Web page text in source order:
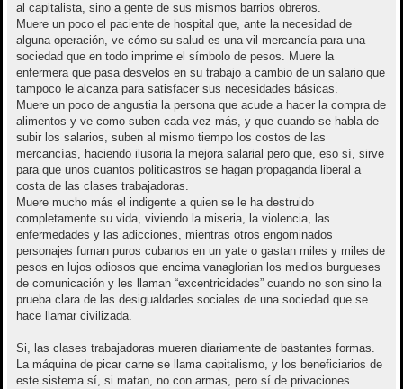
al capitalista, sino a gente de sus mismos barrios obreros.
Muere un poco el paciente de hospital que, ante la necesidad de
alguna operación, ve cómo su salud es una vil mercancía para una
sociedad que en todo imprime el símbolo de pesos. Muere la
enfermera que pasa desvelos en su trabajo a cambio de un salario que
tampoco le alcanza para satisfacer sus necesidades básicas.
Muere un poco de angustia la persona que acude a hacer la compra de
alimentos y ve como suben cada vez más, y que cuando se habla de
subir los salarios, suben al mismo tiempo los costos de las
mercancías, haciendo ilusoria la mejora salarial pero que, eso sí, sirve
para que unos cuantos politicastros se hagan propaganda liberal a
costa de las clases trabajadoras.
Muere mucho más el indigente a quien se le ha destruido
completamente su vida, viviendo la miseria, la violencia, las
enfermedades y las adicciones, mientras otros engominados
personajes fuman puros cubanos en un yate o gastan miles y miles de
pesos en lujos odiosos que encima vanaglorian los medios burgueses
de comunicación y les llaman “excentricidades” cuando no son sino la
prueba clara de las desigualdades sociales de una sociedad que se
hace llamar civilizada.
Si, las clases trabajadoras mueren diariamente de bastantes formas.
La máquina de picar carne se llama capitalismo, y los beneficiarios de
este sistema sí, si matan, no con armas, pero sí de privaciones.